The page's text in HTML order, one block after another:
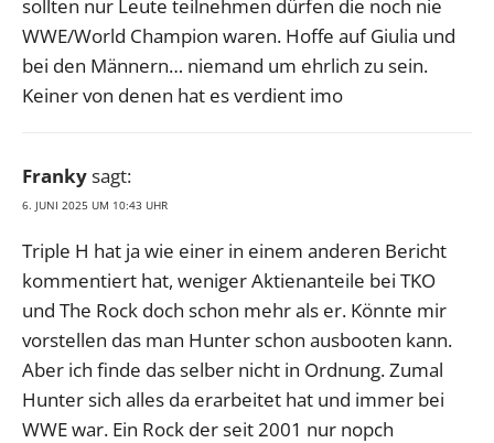
sollten nur Leute teilnehmen dürfen die noch nie
WWE/World Champion waren. Hoffe auf Giulia und
bei den Männern… niemand um ehrlich zu sein.
Keiner von denen hat es verdient imo
Frankysagt:
6. JUNI 2025 UM 10:43 UHR
Triple H hat ja wie einer in einem anderen Bericht
kommentiert hat, weniger Aktienanteile bei TKO
und The Rock doch schon mehr als er. Könnte mir
vorstellen das man Hunter schon ausbooten kann.
Aber ich finde das selber nicht in Ordnung. Zumal
Hunter sich alles da erarbeitet hat und immer bei
WWE war. Ein Rock der seit 2001 nur nopch